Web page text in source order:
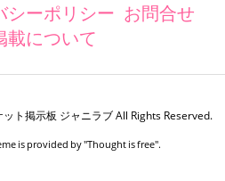
シーポリシー お問合せ
載について
ト掲示板 ジャニラブAll Rights Reserved.
is provided by "Thought is free".